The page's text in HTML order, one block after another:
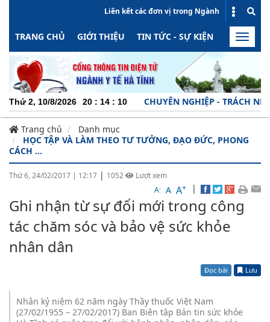
Liên kết các đơn vị trong Ngành
TRANG CHỦ GIỚI THIỆU TIN TỨC - SỰ KIỆN HOẠT
Toggle
Thứ 2, 10/8/2026 20 : 14 : 10
CHUYÊN NGHIỆP - TRÁCH NHIỆM -
Trang chủ
Danh mục
HỌC TẬP VÀ LÀM THEO TƯ TƯỞNG, ĐẠO ĐỨC, PHONG
CÁCH ...
Thứ 6, 24/02/2017 | 12:17 | 1052
Lượt xem
A- A A+ |
Ghi nhận từ sự đổi mới trong công
tác chăm sóc và bảo vệ sức khỏe
nhân dân
Đọc bài Lưu
Nhân kỷ niệm 62 năm ngày Thầy thuốc Việt Nam
(27/02/1955 – 27/02/2017) Ban Biên tập Bản tin sức khỏe